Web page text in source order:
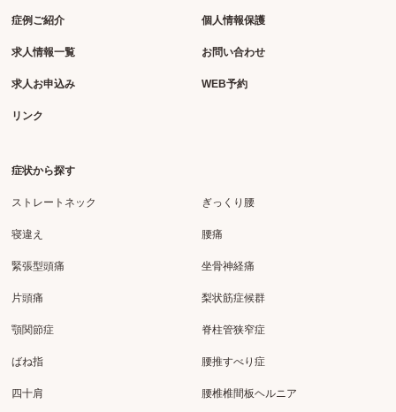
症例ご紹介
求人情報一覧
求人お申込み
リンク
個人情報保護
お問い合わせ
WEB予約
症状から探す
ストレートネック
寝違え
緊張型頭痛
片頭痛
顎関節症
ばね指
四十肩
ぎっくり腰
腰痛
坐骨神経痛
梨状筋症候群
脊柱管狭窄症
腰推すべり症
腰椎椎間板ヘルニア